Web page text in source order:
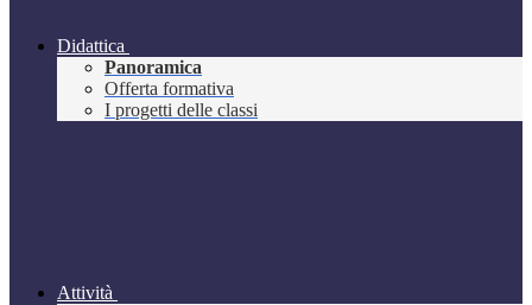
Didattica
Panoramica
Offerta formativa
I progetti delle classi
Attività